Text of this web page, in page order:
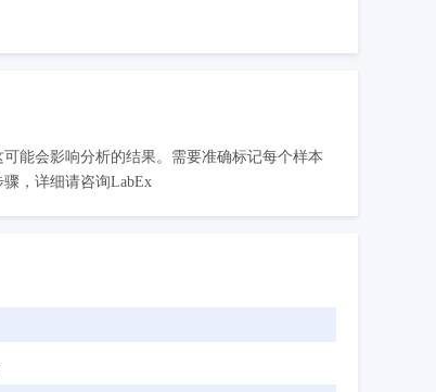
能会影响分析的结果。需要准确标记每个样本
，详细请咨询LabEx